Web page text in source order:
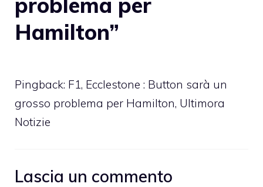
Hamilton”
Pingback: F1, Ecclestone : Button sarà un
grosso problema per Hamilton, Ultimora
Notizie
Lascia un commento